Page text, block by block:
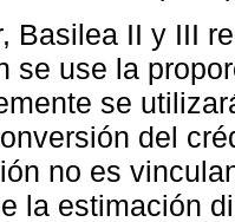
Basilea II y III
se use la
se
del
no es
la estimación